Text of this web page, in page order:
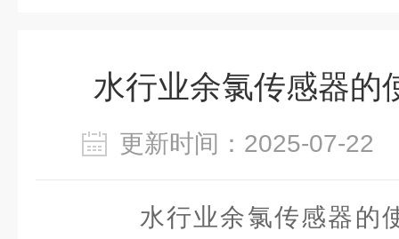
水行业余氯传感器的
更新时间：2025-07-
水行业余氯传感器的使